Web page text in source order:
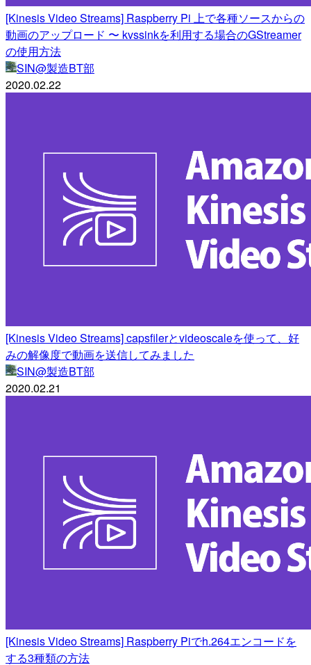
[Kinesis Video Streams] Raspberry Pi 上で各種ソースからの
動画のアップロード 〜 kvssinkを利用する場合のGStreamer
の使用方法
SIN@製造BT部
2020.02.22
[Kinesis Video Streams] capsfilerとvideoscaleを使って、好
みの解像度で動画を送信してみました
SIN@製造BT部
2020.02.21
[Kinesis Video Streams] Raspberry Piでh.264エンコードを
する3種類の方法